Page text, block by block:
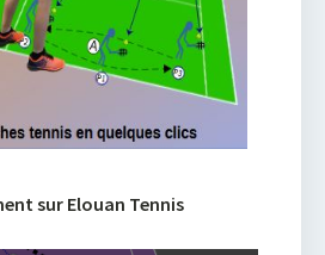
sur Elouan Tennis